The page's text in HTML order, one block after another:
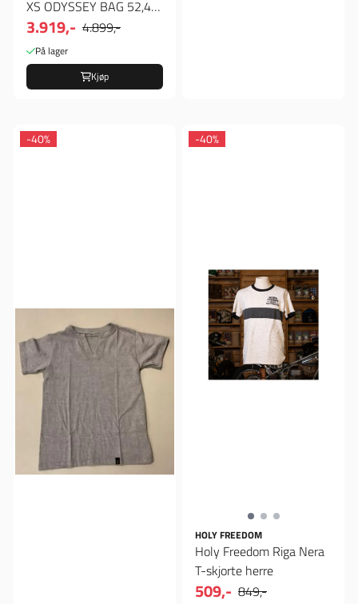
XS ODYSSEY BAG 52,4L,
Bagger/vesker
3.919,- 4.899,-
På lager
Kjøp
-40% -40%
HOLY FREEDOM
Holy Freedom Riga Nera
T-skjorte herre
509,- 849,-